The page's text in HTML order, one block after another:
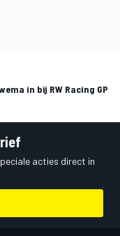
in bij RW Racing GP
acties direct in